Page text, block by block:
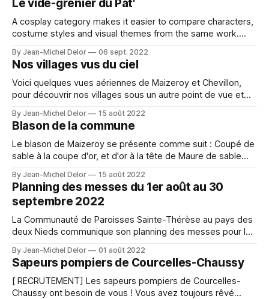
Le vide-grenier du Pat'
A cosplay category makes it easier to compare characters,
costume styles and visual themes from the same work.
event context. For event or photo planning, Genshin Impact
cosplay costumes（原神 コスプレ衣装） keeps the
selection connected to the intended series. The category
By Jean-Michel Delor 06 sept. 2022
Nos villages vus du ciel
Voici quelques vues aériennes de Maizeroy et Chevillon,
pour découvrir nos villages sous un autre point de vue et
By Jean-Michel Delor 15 août 2022
Blason de la commune
Le blason de Maizeroy se présente comme suit : Coupé de
sable à la coupe d'or, et d'or à la tête de Maure de sable
Pottier de Maizeroy et en pointe celles des Morel
By Jean-Michel Delor 15 août 2022
Planning des messes du 1er août au 30
septembre 2022
La Communauté de Paroisses Sainte-Thérèse au pays des
deux Nieds communique son planning des messes pour les
By Jean-Michel Delor 01 août 2022
Sapeurs pompiers de Courcelles-Chaussy
[ RECRUTEMENT] Les sapeurs pompiers de Courcelles-
Chaussy ont besoin de vous ! Vous avez toujours rêvé